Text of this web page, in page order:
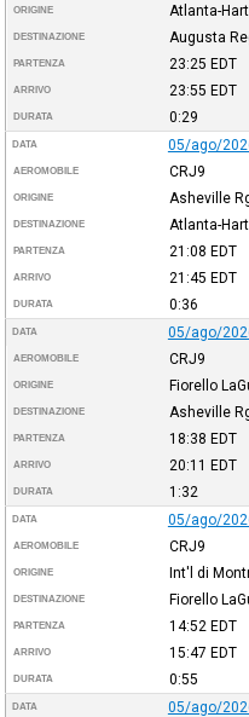
ORIGINE Atlanta-
DESTINAZIONE Augusta
PARTENZA 23:25 EDT
ARRIVO 23:55 EDT
DURATA 0:29
DATA 05/ago/
AEROMOBILE CRJ9
ORIGINE Asheville
DESTINAZIONE Atlanta-
PARTENZA 21:08 EDT
ARRIVO 21:45 EDT
DURATA 0:36
DATA 05/ago/
AEROMOBILE CRJ9
ORIGINE Fiorello
DESTINAZIONE Asheville
PARTENZA 18:38 EDT
ARRIVO 20:11 EDT
DURATA 1:32
DATA 05/ago/
AEROMOBILE CRJ9
ORIGINE Int'l di
DESTINAZIONE Fiorello
PARTENZA 14:52 EDT
ARRIVO 15:47 EDT
DURATA 0:55
DATA 05/ago/